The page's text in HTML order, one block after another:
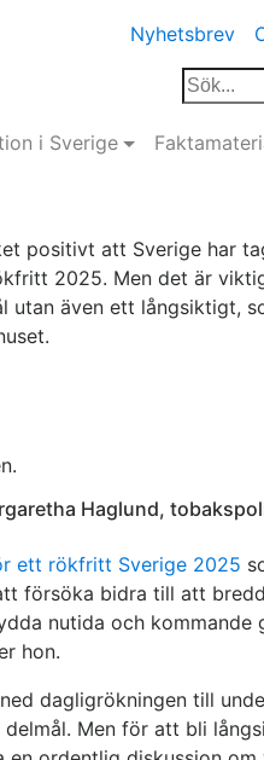
Nyhetsbrev
i Sverige
positivt att Sverige har
2025. Men det är
utan även ett långsiktigt,
Haglund,
ett rökfritt Sverige 2025
försöka bidra till att
nutida och kommande
hon.
dagligrökningen till
Men för att bli